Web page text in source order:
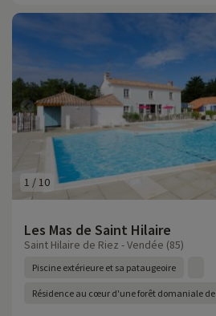
1 /10
Les Mas de Saint Hilaire
Saint Hilaire de Riez - Vendée (85)
Piscine extérieure et sa pataugeoire
Résidence au cœur d'une forêt domaniale